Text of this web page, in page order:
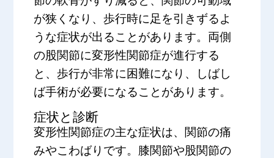
が狭くなり、歩行時に足を引きずるよ
うな症状が出ることがあります。両側
の股関節に変形性関節症が進行する
と、歩行が非常に困難になり、しばし
ば手術が必要になることがあります。
症状と診断
変形性関節症の主な症状は、関節の痛
みやこわばりです。膝関節や股関節の